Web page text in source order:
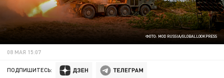
ФОТО: MOD RUSSIA/GLOBALLOOKPRESS
08 МАЯ 15:07
ПОДПИШИТЕСЬ: